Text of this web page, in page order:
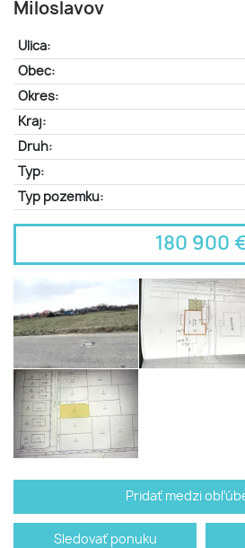
Miloslavov
Ulica:
Obec:
Okres:
Kraj:
Druh:
Typ:
Typ pozemku:
180 900
Pridať medzi
Sledovať ponuku